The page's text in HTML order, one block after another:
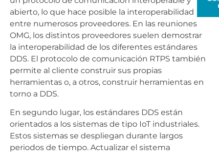
abierto, lo que hace posible la interoperabilidad
entre numerosos proveedores. En las reuniones
OMG, los distintos proveedores suelen demostrar
la interoperabilidad de los diferentes estándares
DDS. El protocolo de comunicación RTPS también
permite al cliente construir sus propias
herramientas o, a otros, construir herramientas en
torno a DDS.
En segundo lugar, los estándares DDS están
orientados a los sistemas de tipo IoT industriales.
Estos sistemas se despliegan durante largos
periodos de tiempo. Actualizar el sistema